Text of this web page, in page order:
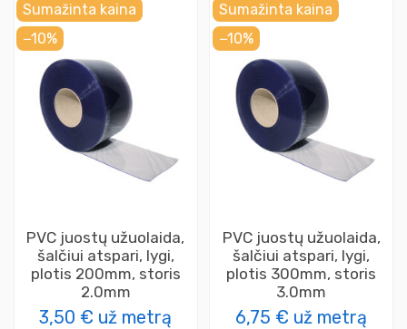
Sumažinta kaina
−10%
PVC juostų užuolaida,
šalčiui atspari, lygi,
plotis 200mm, storis
2.0mm
3,50 € už metrą
Sumažinta kaina
−10%
PVC juostų užuolaida,
šalčiui atspari, lygi,
plotis 300mm, storis
3.0mm
6,75 € už metrą